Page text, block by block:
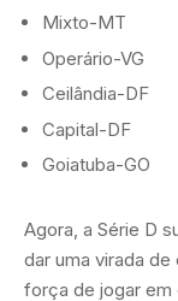
Mixto-MT
Operário-VG
Ceilândia-DF
Capital-DF
Goiatuba-GO
Agora, a Série D
dar uma virada de
força de jogar em